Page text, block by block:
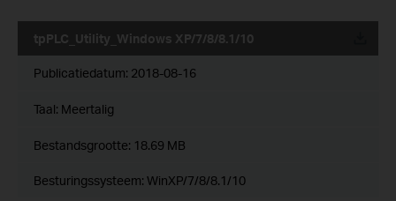
tpPLC_Utility_Windows XP/7/8/8.1/10
Publicatiedatum: 2018-08-16
Taal: Meertalig
Bestandsgrootte: 18.69 MB
Besturingssysteem: WinXP/7/8/8.1/10